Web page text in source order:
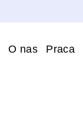
O nas Praca